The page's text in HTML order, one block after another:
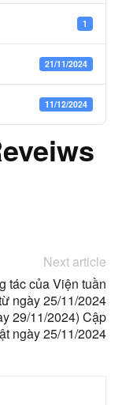
1
21/11/2024
11/12/2024
Next article
tác của Viện tuần
ngày 25/11/2024
29/11/2024) Cập
ngày 25/11/2024